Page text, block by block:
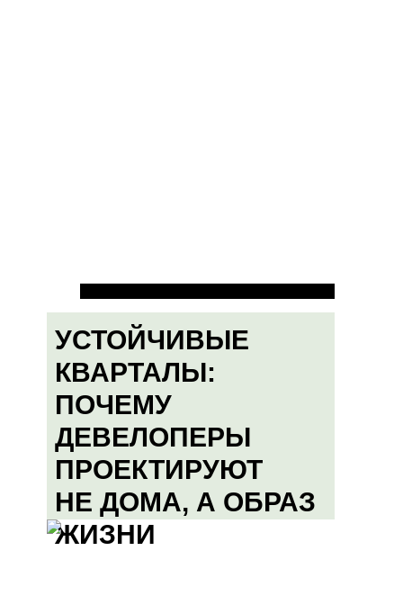
УСТОЙЧИВЫЕ
КВАРТАЛЫ:
ПОЧЕМУ
ДЕВЕЛОПЕРЫ
ПРОЕКТИРУЮТ
НЕ ДОМА, А ОБРАЗ
ЖИЗНИ